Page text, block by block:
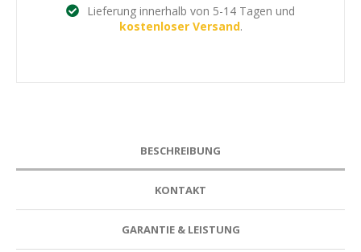
Lieferung innerhalb von 5-14 Tagen und
kostenloser Versand.
BESCHREIBUNG
KONTAKT
GARANTIE & LEISTUNG